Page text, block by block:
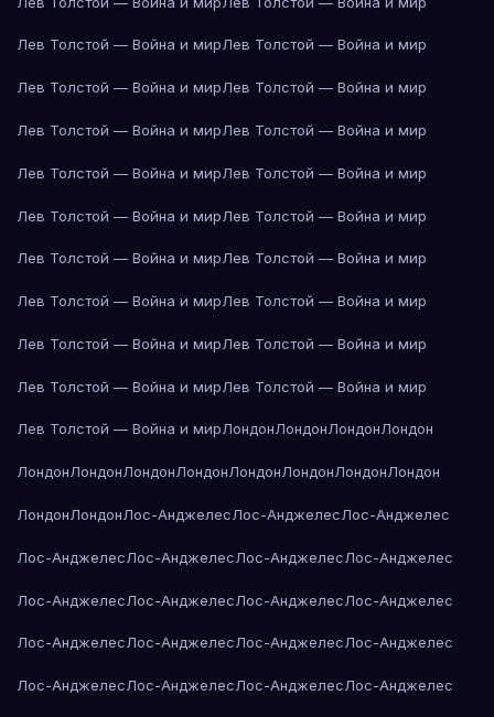
Лев Толстой — Война и мирЛев Толстой — Война и мир
Лев Толстой — Война и мирЛев Толстой — Война и мир
Лев Толстой — Война и мирЛев Толстой — Война и мир
Лев Толстой — Война и мирЛев Толстой — Война и мир
Лев Толстой — Война и мирЛев Толстой — Война и мир
Лев Толстой — Война и мирЛев Толстой — Война и мир
Лев Толстой — Война и мирЛев Толстой — Война и мир
Лев Толстой — Война и мирЛев Толстой — Война и мир
Лев Толстой — Война и мирЛев Толстой — Война и мир
Лев Толстой — Война и мирЛондонЛондонЛондонЛондон
ЛондонЛондонЛондонЛондонЛондонЛондонЛондонЛондон
ЛондонЛондонЛос-АнджелесЛос-АнджелесЛос-Анджелес
Лос-АнджелесЛос-АнджелесЛос-АнджелесЛос-Анджелес
Лос-АнджелесЛос-АнджелесЛос-АнджелесЛос-Анджелес
Лос-АнджелесЛос-АнджелесЛос-АнджелесЛос-Анджелес
Лос-АнджелесЛос-АнджелесЛос-АнджелесЛос-Анджелес